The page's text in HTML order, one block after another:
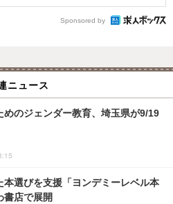
Sponsored by
ニュース
めのジェンダー教育、埼玉県が9/19
本選びを支援「ヨンデミーレベル本
書店で展開